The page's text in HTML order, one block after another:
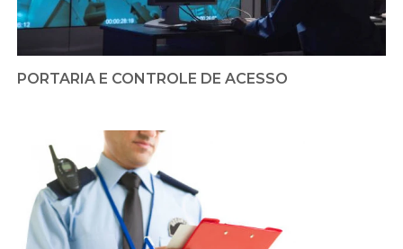
PORTARIA E CONTROLE DE ACESSO